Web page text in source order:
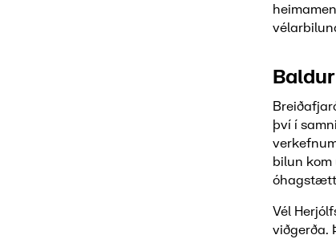
því í
bilun
óhagstætt
Vél
viðgerða.